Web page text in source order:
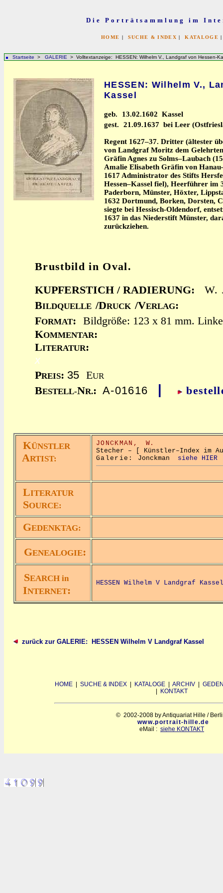
Die Porträtsammlung im
HOME | SUCHE & INDEX |KATALOGE
Startseite > GALERIE > Volltextanzeige: HESSEN: Wilhelm V., Landgraf von Hessen-
HESSEN: Wilhelm V.,
Kassel
geb.
13.02.1602 Kassel
gest.
21.09.1637 bei Leer
Regent 1627–37. Dritter (ältester
von Landgraf Moritz dem
Gräfin Agnes zu Solms–Laubach
Amalie Elisabeth Gräfin von
1617 Administrator des Stifts
Hessen–Kassel fiel), Heerführer im
Paderborn, Münster, Höxter,
1632 Dortmund, Borken, Dorsten,
siegte bei Hessisch-Oldendorf,
1637 in das Niederstift Münster,
zurückziehen.
Brustbild in Oval.
KUPFERSTICH / RADIERUNG:
W.
BILDQUELLE /DRUCK /VERLAG:
FORMAT:
Bildgröße: 123 x 81 mm.
KOMMENTAR:
LITERATUR:
x
PREIS: 35 EUR
BESTELL-NR.: A-01616 |
KÜNSTLER
ARTIST:
JONCKMAN,
W.
Stecher – [ Künstler–Index im
Galerie: Jonckman siehe HIER
LITERATUR
SOURCE:
GEDENKTAG:
GENEALOGIE:
SEARCH in
INTERNET:
HESSEN Wilhelm V Landgraf Kassel
zurück zur GALERIE: HESSEN Wilhelm V Landgraf Kassel
HOME SUCHE & INDEX KATALOGE ARCHIV
KONTAKT
© 2002-2008 by Antiquariat Hille /
www.portrait-hille.de
eMail : siehe KONTAKT